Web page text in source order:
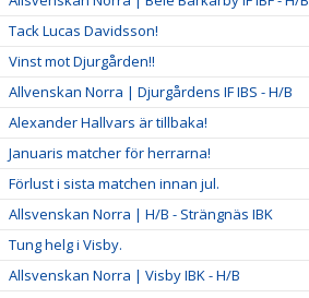
Tack Lucas Davidsson!
Vinst mot Djurgården!!
Allvenskan Norra | Djurgårdens IF IBS - H/B
Alexander Hallvars är tillbaka!
Januaris matcher för herrarna!
Förlust i sista matchen innan jul.
Allsvenskan Norra | H/B - Strängnäs IBK
Tung helg i Visby.
Allsvenskan Norra | Visby IBK - H/B